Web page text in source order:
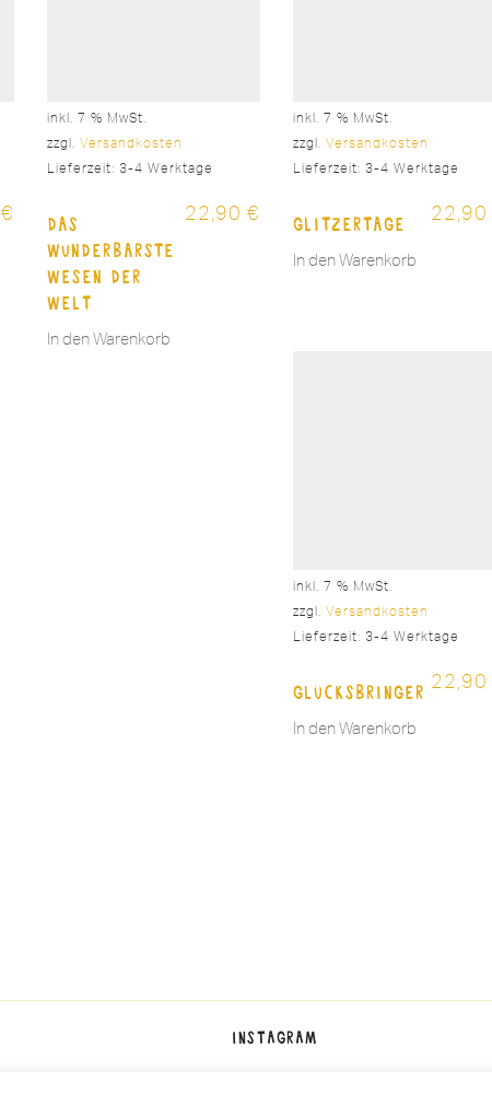
€
inkl. 7 % MwSt.
zzgl. Versandkosten
Lieferzeit: 3-4 Werktage
Das
wunderbarste
Wesen der
Welt
In den Warenkorb
22,90 €
inkl. 7 % MwSt.
zzgl. Versandkosten
Lieferzeit: 3-4 Werktage
Glitzertage
In den Warenkorb
22,90
inkl. 7 % MwSt.
zzgl. Versandkosten
Lieferzeit: 3-4 Werktage
Glücksbringer
In den Warenkorb
22,90
Instagram